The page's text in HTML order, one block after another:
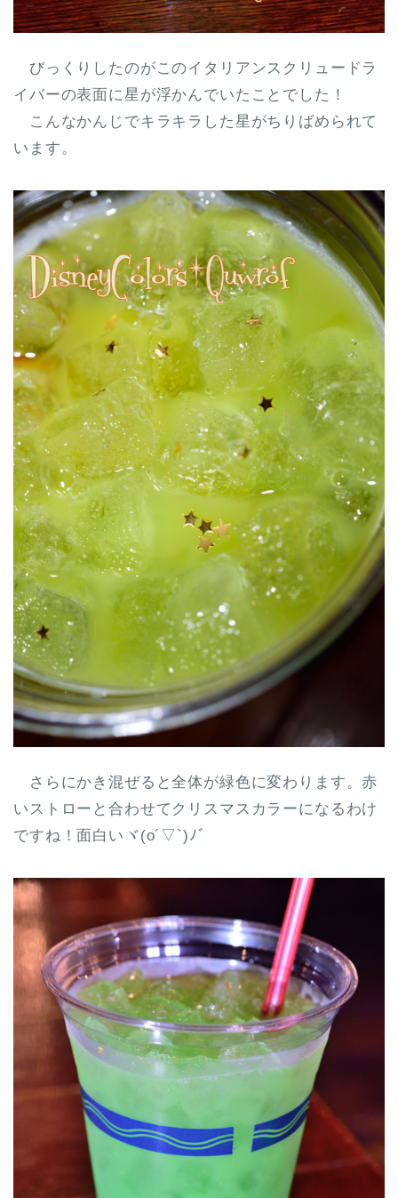
びっくりしたのがこのイタリアンスクリュードラ
イバーの表面に星が浮かんでいたことでした！
こんなかんじでキラキラした星がちりばめられて
います。
さらにかき混ぜると全体が緑色に変わります。赤
いストローと合わせてクリスマスカラーになるわけ
ですね！面白いヾ(o´▽`)ﾉﾞ